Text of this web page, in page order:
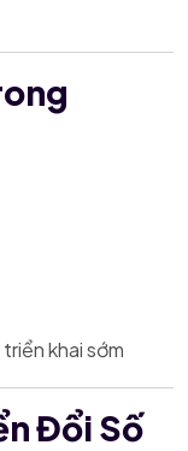
khai sớm
Đổi Số